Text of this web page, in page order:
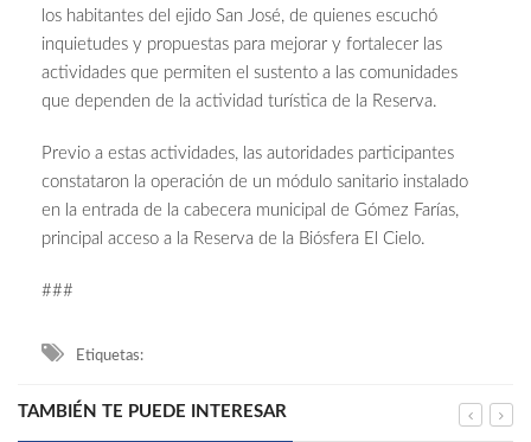
los habitantes del ejido San José, de quienes escuchó
inquietudes y propuestas para mejorar y fortalecer las
actividades que permiten el sustento a las comunidades
que dependen de la actividad turística de la Reserva.
Previo a estas actividades, las autoridades participantes
constataron la operación de un módulo sanitario instalado
en la entrada de la cabecera municipal de Gómez Farías,
principal acceso a la Reserva de la Biósfera El Cielo.
###
Etiquetas:
TAMBIÉN TE PUEDE INTERESAR